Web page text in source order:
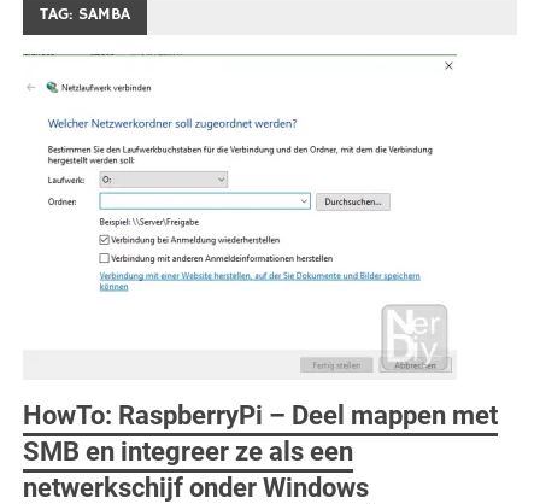
TAG: SAMBA
HowTo: RaspberryPi – Deel mappen met
SMB en integreer ze als een
netwerkschijf onder Windows